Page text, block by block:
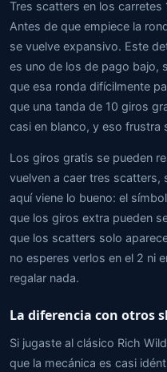
Tres scatters en los carretes
Antes de que empiece la
se vuelve expansivo. Este
es uno de los de pago bajo,
que esa ronda difícilmente
que una tanda de 10 giros
casi en blanco, y eso frustra
Los giros gratis se pueden
vuelven a caer tres scatters,
aquí viene lo bueno: el
que los giros extra pueden
que los scatters solo
no esperes verlos en el 2 ni
regalar nada.
La diferencia con otros
Si jugaste al clásico Rich
que la mecánica es casi